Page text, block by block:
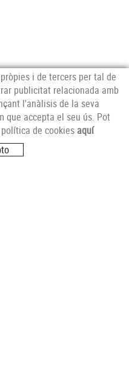
i de tercers per tal de
publicitat relacionada amb
l'anàlisis de la seva
que accepta el seu ús. Pot
de cookies aquí